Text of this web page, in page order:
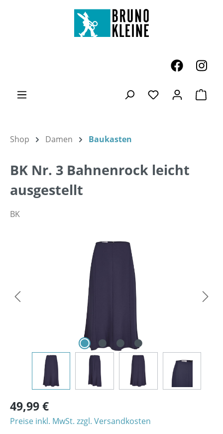
Zum Hauptinhalt springen
Du hast 0
Shop Damen Baukasten
BK Nr. 3 Bahnenrock leicht
ausgestellt
BK
Bildergalerie überspringen
49,99 €
Preise inkl. MwSt. zzgl. Versandkosten